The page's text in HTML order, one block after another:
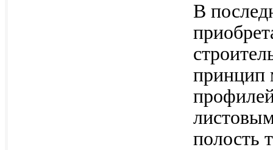
В
принцип
полость